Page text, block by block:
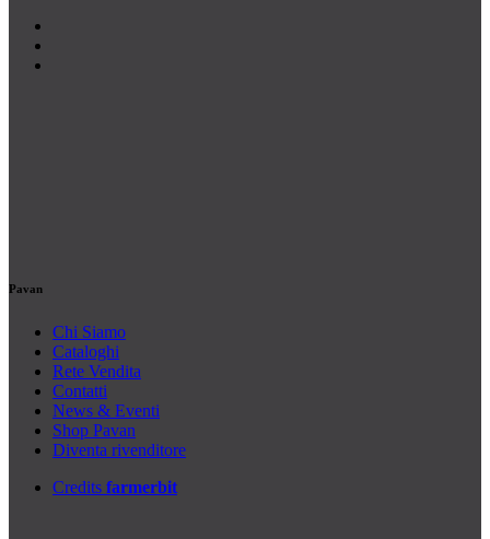
Pavan
Chi Siamo
Cataloghi
Rete Vendita
Contatti
News & Eventi
Shop Pavan
Diventa rivenditore
Credits farmerbit